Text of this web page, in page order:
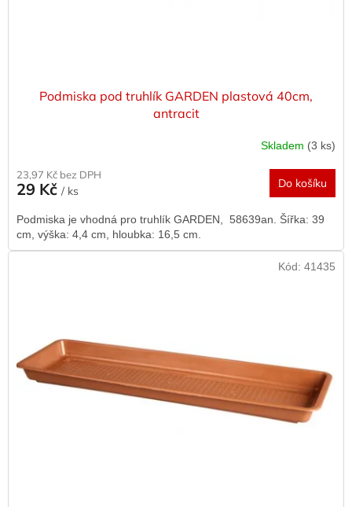
Podmiska pod truhlík GARDEN plastová 40cm,
antracit
Skladem (3 ks)
23,97 Kč bez DPH
29 Kč / ks
Do košíku
Podmiska je vhodná pro truhlík GARDEN, 58639an. Šířka: 39
cm, výška: 4,4 cm, hloubka: 16,5 cm.
Kód: 41435